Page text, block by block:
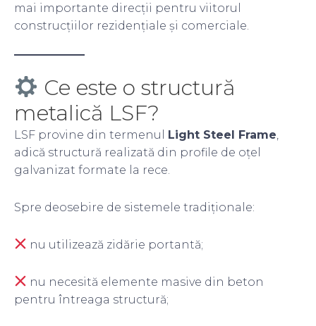
mai importante direcții pentru viitorul
construcțiilor rezidențiale și comerciale.
Ce este o structură
metalică LSF?
LSF provine din termenul Light Steel Frame
adică structură realizată din profile de oțel
galvanizat formate la rece.
Spre deosebire de sistemele tradiționale:
nu utilizează zidărie portantă;
nu necesită elemente masive din beton
pentru întreaga structură;